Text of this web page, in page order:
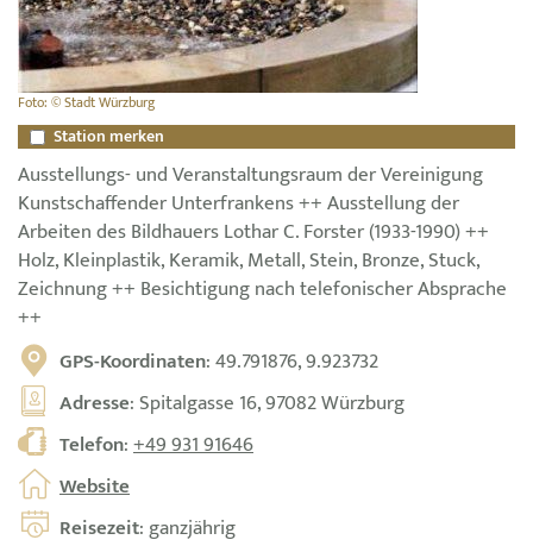
Foto: © Stadt Würzburg
Station merken
Ausstellungs- und Veranstaltungsraum der Vereinigung
Kunstschaffender Unterfrankens ++ Ausstellung der
Arbeiten des Bildhauers Lothar C. Forster (1933-1990) ++
Holz, Kleinplastik, Keramik, Metall, Stein, Bronze, Stuck,
Zeichnung ++ Besichtigung nach telefonischer Absprache
++
GPS-Koordinaten: 49.791876, 9.923732
Adresse: Spitalgasse 16, 97082 Würzburg
Telefon:+49 931 91646
Website
Reisezeit: ganzjährig